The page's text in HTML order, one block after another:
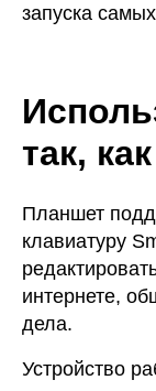
запуска
так,
Планшет
клавиатуру
интернете,
дела.
Устройство